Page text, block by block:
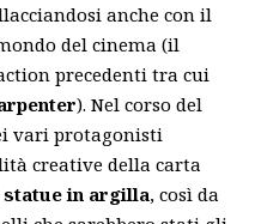
anche con il
del cinema (il
precedenti tra cui
). Nel corso del
vari protagonisti
creative della carta
statue in argilla, così da